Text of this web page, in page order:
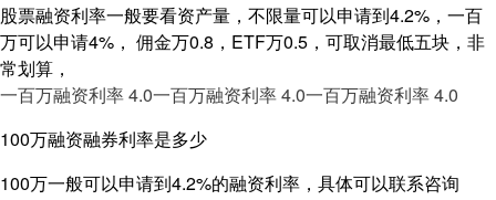
股票融资利率一般要看资产量，不限量可以申请到4.2%，一百
万可以申请4%， 佣金万0.8，ETF万0.5，可取消最低五块，非
常划算，
一百万融资利率 4.0一百万融资利率 4.0一百万融资利率 4.0
100万融资融券利率是多少
100万一般可以申请到4.2%的融资利率，具体可以联系咨询